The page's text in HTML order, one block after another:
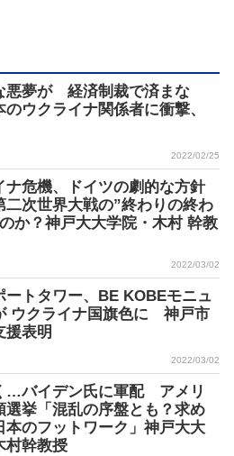
悪夢が 経済制裁で済まな
のウクライナ関係者に衝撃、
2022/02/25
ナ危機、ドイツの劇的な方針
二次世界大戦の”終わりの終わ
か？神戸大大学院・木村 幹教
2022/03/02
ートタワー、BE KOBEモニュ
ウクライナ国旗色に 神戸市
援表明
2022/03/02
…バイデン氏に軍配 アメリ
選挙「混乱の序盤とも？求め
本のフットワーク」神戸大大
村幹教授